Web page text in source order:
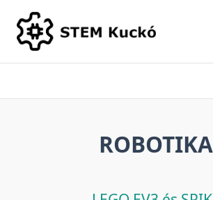
content
ROBOTIKA